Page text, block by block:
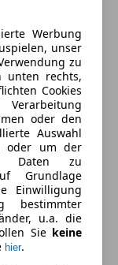
Werbung
unser
zu
unten rechts,
Cookies
oder den
Auswahl
oder um der
Daten zu
Grundlage
Einwilligung
bestimmter
u.a. die
Sie keine
hier.